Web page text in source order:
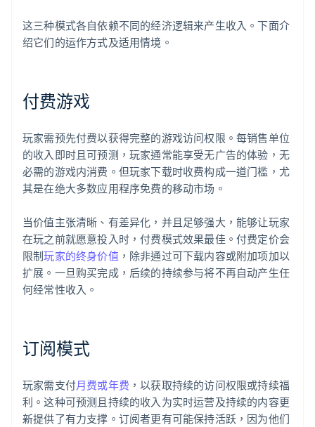
这三种模式各自依赖不同的经济逻辑来产生收入。下面介
绍它们的运作方式及适用情境。
付费游戏
玩家需预先付费以获得完整的游戏访问权限。每销售单位
的收入即时且可预测，玩家通常能享受无广告的体验，无
必需的游戏内消费。但玩家下载时收费构成一道门槛，尤
其是在绝大多数应用程序免费的移动市场。
当价值主张清晰、有差异化，并且足够强大，能够让玩家
在玩之前就愿意投入时，付费模式效果最佳。付费定价会
限制玩家的终身价值 ，除非通过可下载内容或附加项加以
扩展。一旦购买完成，后续的持续参与将不再自动产生任
何经常性收入。
订阅模式
玩家需支付月费或年费 ，以获取持续的访问权限或持续福
利。这种可预测且持续的收入为实时运营及持续的内容更
新提供了有力支撑。订阅者更有可能保持活跃，因为他们